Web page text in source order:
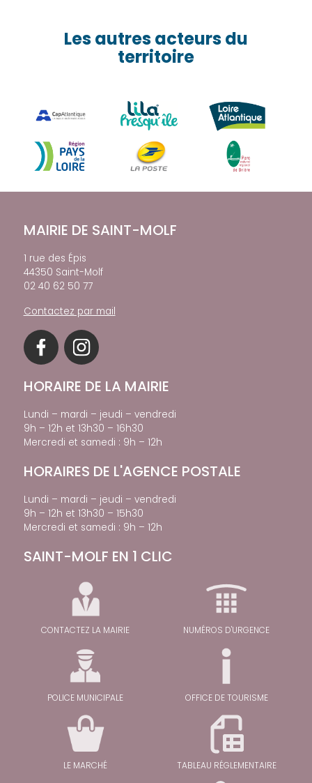
Les autres acteurs du
territoire
MAIRIE DE SAINT-MOLF
1 rue des Épis
44350 Saint-Molf
02 40 62 50 77
Contactez par mail
HORAIRE DE LA MAIRIE
Lundi – mardi – jeudi – vendredi
9h – 12h et 13h30 – 16h30
Mercredi et samedi : 9h – 12h
HORAIRES DE L'AGENCE POSTALE
Lundi – mardi – jeudi – vendredi
9h – 12h et 13h30 – 15h30
Mercredi et samedi : 9h – 12h
SAINT-MOLF EN 1 CLIC
CONTACTEZ LA MAIRIE NUMÉROS D'URGENCE
POLICE MUNICIPALE OFFICE DE TOURISME
LE MARCHÉ TABLEAU RÉGLEMENTAIRE